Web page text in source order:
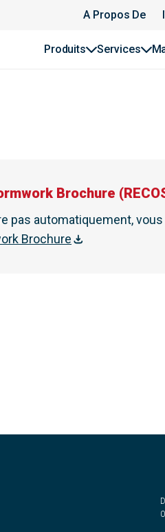
A Propos De
Produits Services
Brochure (
pas automatiquement,
Brochure